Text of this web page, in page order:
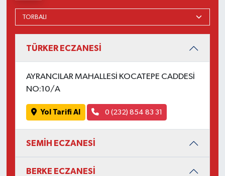
TÜRKER ECZANESİ
AYRANCILAR MAHALLESİ KOCATEPE CADDESİ
NO:10/A
Yol Tarifi Al 0 (232) 854 83 31
SEMİH ECZANESİ
BERKE ECZANESİ